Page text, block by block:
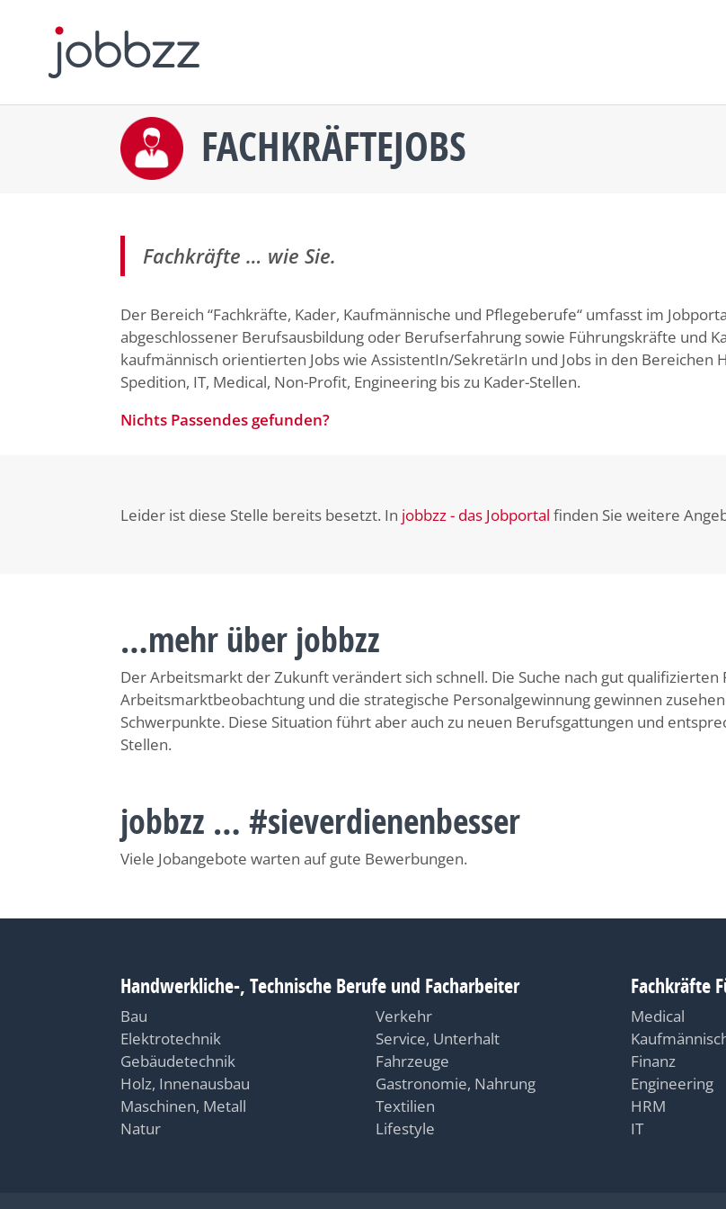
FACHKRÄFTEJOBS
Fachkräfte … wie Sie.
Der Bereich “Fachkräfte, Kader, Kaufmännische und Pflegeberufe“ umfasst im
abgeschlossener Berufsausbildung oder Berufserfahrung sowie Führungskräfte und
kaufmännisch orientierten Jobs wie AssistentIn/SekretärIn und Jobs in den Bereichen
Spedition, IT, Medical, Non-Profit, Engineering bis zu Kader-Stellen.
Nichts Passendes gefunden?
Leider ist diese Stelle bereits besetzt. In jobbzz - das Jobportal finden Sie weitere
…mehr über jobbzz
Der Arbeitsmarkt der Zukunft verändert sich schnell. Die Suche nach gut
Arbeitsmarktbeobachtung und die strategische Personalgewinnung gewinnen
Schwerpunkte. Diese Situation führt aber auch zu neuen Berufsgattungen und
Stellen.
jobbzz … #sieverdienenbesser
Viele Jobangebote warten auf gute Bewerbungen.
Handwerkliche-, Technische Berufe und Facharbeiter
Bau
Elektrotechnik
Gebäudetechnik
Holz, Innenausbau
Maschinen, Metall
Natur
Verkehr
Service, Unterhalt
Fahrzeuge
Gastronomie, Nahrung
Textilien
Lifestyle
Fachkräfte
Medical
Finanz
Engineering
HRM
IT